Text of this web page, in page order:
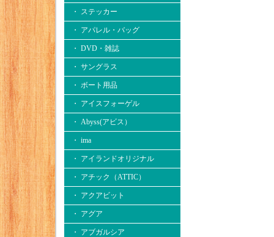
・ ステッカー
・ アパレル・バッグ
・ DVD・雑誌
・ サングラス
・ ボート用品
・ アイスフォーゲル
・ Abyss(アビス）
・ ima
・ アイランドオリジナル
・ アチック（ATTIC）
・ アクアビット
・ アグア
・ アブガルシア